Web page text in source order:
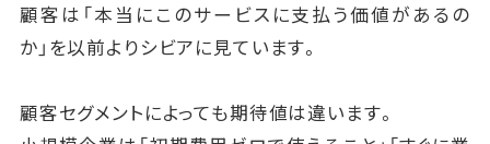
顧客は「本当にこのサービスに支払う価値があるの
か」を以前よりシビアに見ています。
顧客セグメントによっても期待値は違います。